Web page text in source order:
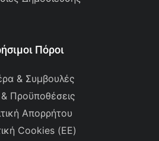
Πόροι
& Συμβουλές
Προϋποθέσεις
Απορρήτου
Cookies (ΕΕ)